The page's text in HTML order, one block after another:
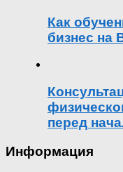
Как
бизнес на
перед
Информация